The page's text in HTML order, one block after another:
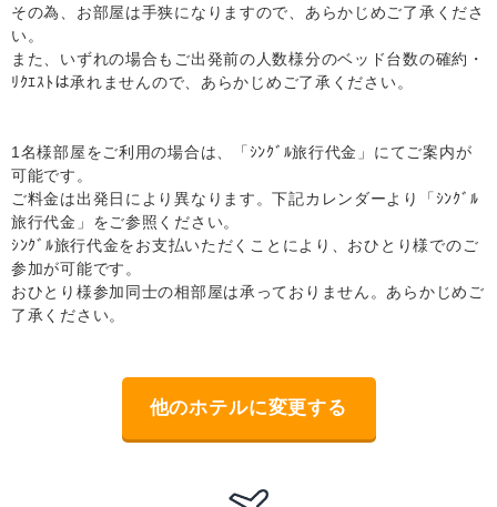
その為、お部屋は手狭になりますので、あらかじめご了承くださ
い。
また、いずれの場合もご出発前の人数様分のベッド台数の確約・
ﾘｸｴｽﾄは承れませんので、あらかじめご了承ください。
1名様部屋をご利用の場合は、「ｼﾝｸﾞﾙ旅行代金」にてご案内が
可能です。
ご料金は出発日により異なります。下記カレンダーより「ｼﾝｸﾞﾙ
旅行代金」をご参照ください。
ｼﾝｸﾞﾙ旅行代金をお支払いただくことにより、おひとり様でのご
参加が可能です。
おひとり様参加同士の相部屋は承っておりません。あらかじめご
了承ください。
他のホテルに変更する